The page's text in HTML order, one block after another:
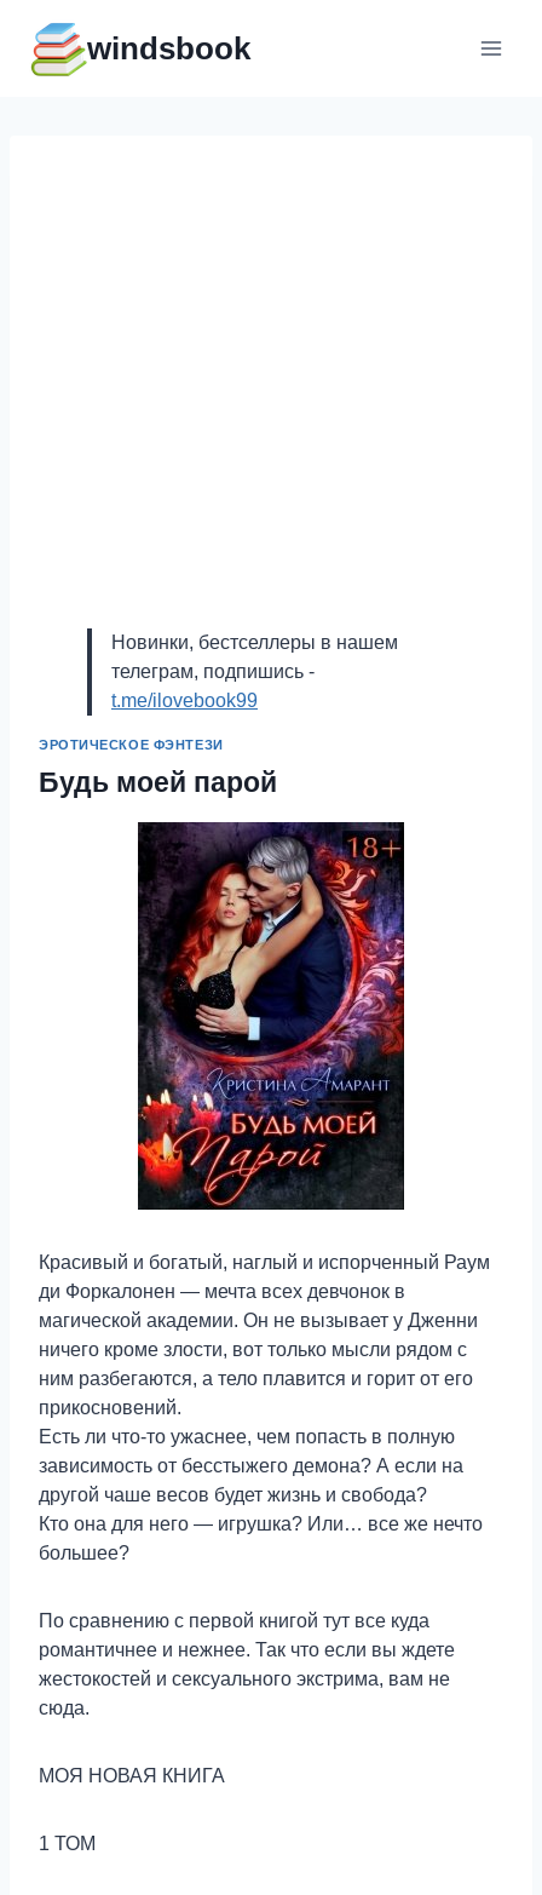
содержимому
windsbook
Новинки, бестселлеры в нашем
телеграм, подпишись -
t.me/ilovebook99
ЭРОТИЧЕСКОЕ ФЭНТЕЗИ
Будь моей парой
Красивый и богатый, наглый и испорченный Раум
ди Форкалонен — мечта всех девчонок в
магической академии. Он не вызывает у Дженни
ничего кроме злости, вот только мысли рядом с
ним разбегаются, а тело плавится и горит от его
прикосновений.
Есть ли что-то ужаснее, чем попасть в полную
зависимость от бесстыжего демона? А если на
другой чаше весов будет жизнь и свобода?
Кто она для него — игрушка? Или… все же нечто
большее?
По сравнению с первой книгой тут все куда
романтичнее и нежнее. Так что если вы ждете
жестокостей и сексуального экстрима, вам не
сюда.
МОЯ НОВАЯ КНИГА
1 ТОМ